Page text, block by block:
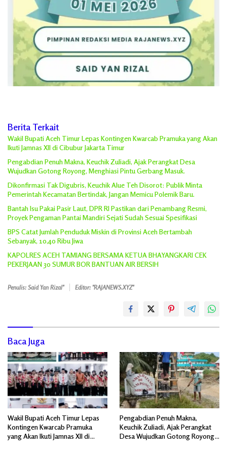
Berita Terkait
Wakil Bupati Aceh Timur Lepas Kontingen Kwarcab Pramuka yang Akan
Ikuti Jamnas XII di Cibubur Jakarta Timur
Pengabdian Penuh Makna, Keuchik Zuliadi, Ajak Perangkat Desa
Wujudkan Gotong Royong, Menghiasi Pintu Gerbang Masuk.
Dikonfirmasi Tak Digubris, Keuchik Alue Teh Disorot: Publik Minta
Pemerintah Kecamatan Bertindak, Jangan Memicu Polemik Baru.
Bantah Isu Pakai Pasir Laut, DPR RI Pastikan dari Penambang Resmi,
Proyek Pengaman Pantai Mandiri Sejati Sudah Sesuai Spesifikasi
BPS Catat Jumlah Penduduk Miskin di Provinsi Aceh Bertambah
Sebanyak, 10,40 Ribu Jiwa
KAPOLRES ACEH TAMIANG BERSAMA KETUA BHAYANGKARI CEK
PEKERJAAN 30 SUMUR BOR BANTUAN AIR BERSIH
Penulis: Said Yan Rizal" Editor: "RAJANEWS.XYZ"
Baca Juga
Wakil Bupati Aceh Timur Lepas
Kontingen Kwarcab Pramuka
yang Akan Ikuti Jamnas XII di
Pengabdian Penuh Makna,
Keuchik Zuliadi, Ajak Perangkat
Desa Wujudkan Gotong Royong,